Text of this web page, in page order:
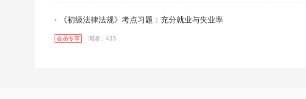
· 《初级法律法规》考点习题：充分就业与失业率
会员专享 阅读：433